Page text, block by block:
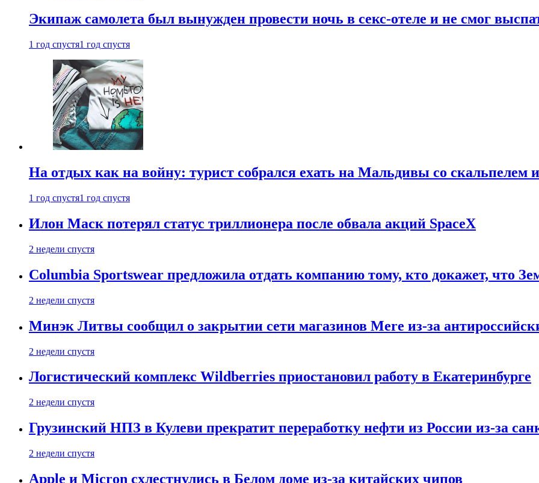
Экипаж самолета был вынужден провести ночь в секс-отеле и не смог
1 год спустя1 год спустя
На отдых как на войну: турист собрался ехать на Мальдивы со скальпелем
1 год спустя1 год спустя
Илон Маск потерял статус триллионера после обвала акций SpaceX
2 недели спустя
Columbia Sportswear предложила отдать компанию тому, кто докажет, что
2 недели спустя
Минэк Литвы сообщил о закрытии сети магазинов Mere из-за
2 недели спустя
Логистический комплекс Wildberries приостановил работу в Екатеринбурге
2 недели спустя
Грузинский НПЗ в Кулеви прекратит переработку нефти из России из-за
2 недели спустя
Apple и Micron схлестнулись в Белом доме из-за китайских чипов